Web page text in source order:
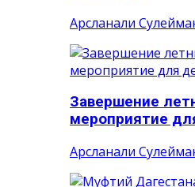
Арсланали
Завершение
мероприятие
Арсланали